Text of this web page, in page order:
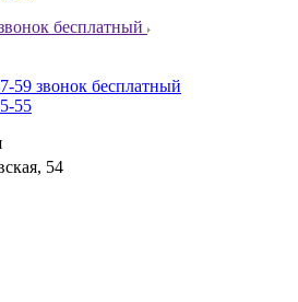
бесплатный
59 звонок бесплатный
55
54